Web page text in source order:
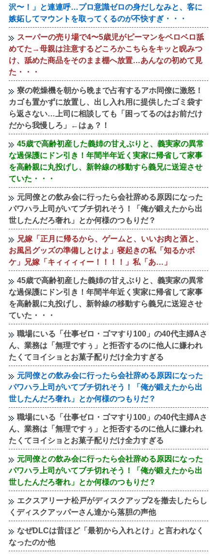
沢〜！」と連連呼…プロ意識ゼロの身だしなみと、客に
嫉妬してマウントを取ってくるのが不快すぎ・・・
スーパーの売り場で4〜5歳児がピーマンをベロベロ舐
めてた→母親は注意するどころかこちらをキッと睨みつ
け、舐めた商品をそのまま棚へ放置…あんなの初めて見
た・・・
寮の乾燥機を朝から晩まで占有するアホ同僚に激怒！
カゴも置かずに放置し、出し入れ用に提供したゴミ袋す
ら返さない…上司に相談しても「困ってるのはお前だけ
だから我慢しろ」←はぁ？！
45歳で高齢初産した義姉の甘えぶりと、義実家の異常
な過保護にドン引き！年間半年近く実家に帰省して家事
を高齢親に丸投げし、新幹線の移動すら義兄に送迎させ
ていた・・・
元同僚との飲み会に行ったら会社辞める原因になった
パワハラ上司がいてブチ切れそう！「俺が鍛えたから出
世したんだろ奢れ」とか何様のつもりだ？
兄嫁「正月に帰るから、ゲームと、いいお肉と酒と、
お風呂グッズの準備しとけよ」寝起きの私「知るかボ
ケ」兄嫁「キィィィィー！！！！」私「あ…」
45歳で高齢初産した義姉の甘えぶりと、義実家の異常
な過保護にドン引き！年間半年近く実家に帰省して家事
を高齢親に丸投げし、新幹線の移動すら義兄に送迎させ
ていた・・・
職場にいる「仕事ゼロ・ゴマすり100」の40代主婦Aさ
ん、業務は「無理ですぅ」と拒否するのに他人に嫌われ
たくてヨイショとお菓子配りだけ全力すぎる
元同僚との飲み会に行ったら会社辞める原因になった
パワハラ上司がいてブチ切れそう！「俺が鍛えたから出
世したんだろ奢れ」とか何様のつもりだ？
職場にいる「仕事ゼロ・ゴマすり100」の40代主婦Aさ
ん、業務は「無理ですぅ」と拒否するのに他人に嫌われ
たくてヨイショとお菓子配りだけ全力すぎる
元同僚との飲み会に行ったら会社辞める原因になった
パワハラ上司がいてブチ切れそう！「俺が鍛えたから出
世したんだろ奢れ」とか何様のつもりだ？
エクスアリーナ松戸がディスクアップ2を撤去したらし
くディスクアッパーさん達から落胆の声他
なぜDLCは昔ほど「最初から入れとけ」と言われなく
なったのか他